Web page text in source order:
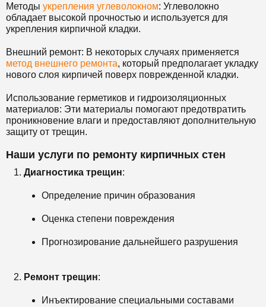
Методы укрепления углеволокном: Углеволокно
обладает высокой прочностью и используется для
укрепления кирпичной кладки.
Внешний ремонт: В некоторых случаях применяется
метод внешнего ремонта, который предполагает укладку
нового слоя кирпичей поверх поврежденной кладки.
Использование герметиков и гидроизоляционных
материалов: Эти материалы помогают предотвратить
проникновение влаги и предоставляют дополнительную
защиту от трещин.
Наши услуги по ремонту кирпичных стен
Диагностика трещин:
Определение причин образования
Оценка степени повреждения
Прогнозирование дальнейшего разрушения
Ремонт трещин:
Инъектирование специальными составами